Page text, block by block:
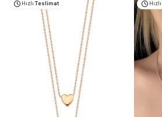
Hızlı Teslimat Hızlı